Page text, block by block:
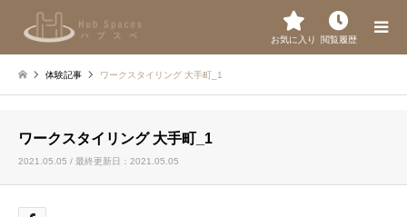
お気に入り 閲覧履歴
体験記事 ワークスタイリング 大手町_1
ワークスタイリング 大手町_1
2021.05.05 / 最終更新日：2021.05.05